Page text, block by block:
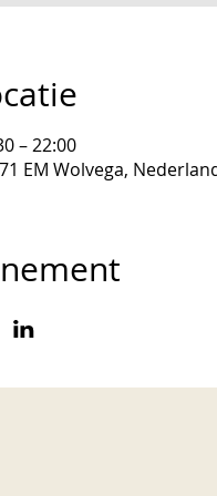
– 22:00
EM Wolvega,